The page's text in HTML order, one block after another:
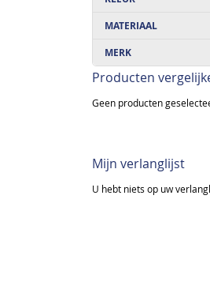
MATERIAAL
MERK
Producten
Geen producten
Mijn verlanglijst
U hebt niets op uw